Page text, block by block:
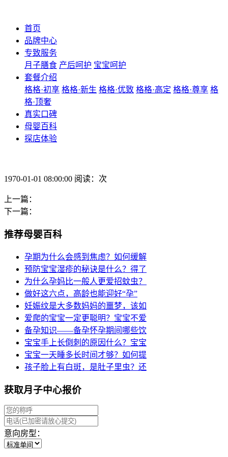
首页
品牌中心
专致服务
月子膳食 产后呵护 宝宝呵护
套餐介绍
格格·初享 格格·新生 格格·优致 格格·高定 格格·尊享 格
格·顶奢
真实口碑
母婴百科
探店体验
1970-01-01 08:00:00 阅读：次
上一篇：
下一篇：
推荐母婴百科
孕期为什么会感到焦虑？如何缓解
预防宝宝湿疹的秘诀是什么？得了
为什么孕妈比一般人更爱招蚊虫？
做好这六点，高龄也能迎好“孕”
妊娠纹是大多数妈妈的噩梦，该如
爱爬的宝宝一定更聪明？宝宝不爱
备孕知识——备孕怀孕期间哪些饮
宝宝手上长倒刺的原因什么？宝宝
宝宝一天睡多长时间才够？如何提
孩子脸上有白斑，是肚子里虫？还
获取月子中心报价
意向房型：